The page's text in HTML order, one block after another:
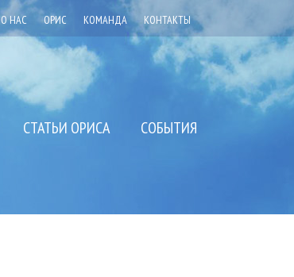
О НАС ОРИС КОМАНДА КОНТАКТЫ
СТАТЬИ ОРИСА СОБЫТИЯ